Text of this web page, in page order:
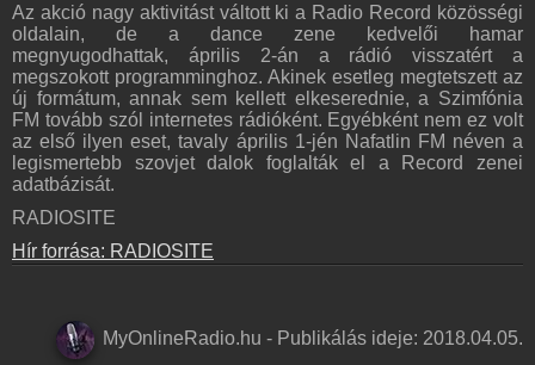
Az akció nagy aktivitást váltott ki a Radio Record közösségi
oldalain, de a dance zene kedvelői hamar
megnyugodhattak, április 2-án a rádió visszatért a
megszokott programminghoz. Akinek esetleg megtetszett az
új formátum, annak sem kellett elkeserednie, a Szimfónia
FM tovább szól internetes rádióként. Egyébként nem ez volt
az első ilyen eset, tavaly április 1-jén Nafatlin FM néven a
legismertebb szovjet dalok foglalták el a Record zenei
adatbázisát.
RADIOSITE
Hír forrása: RADIOSITE
MyOnlineRadio.hu - Publikálás ideje: 2018.04.05.